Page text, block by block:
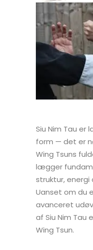
Siu Nim Tau er
form — det er
Wing Tsuns
lægger
struktur,
Uanset om du
avanceret
af Siu Nim Tau
Wing Tsun.